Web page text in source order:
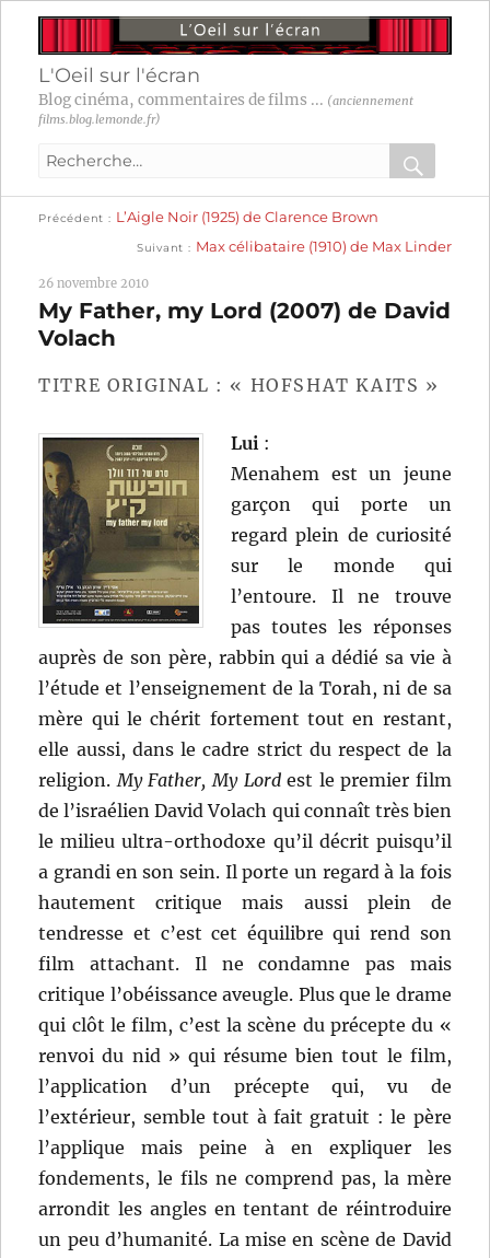
L'Oeil sur l'écran
Blog cinéma, commentaires de films ... (anciennement
films.blog.lemonde.fr)
Recherche
:
OK
Navigation
l’article
Précédent
précédente :
L’Aigle Noir (1925) de Clarence Brown
Suivant
suivante :
Max célibataire (1910) de Max Linder
26 novembre 2010
My Father, my Lord (2007) de David
Volach
TITRE ORIGINAL : « HOFSHAT KAITS »
Lui :
Menahem est un jeune
garçon qui porte un
regard plein de curiosité
sur le monde qui
l’entoure. Il ne trouve
pas toutes les réponses
auprès de son père, rabbin qui a dédié sa vie à
l’étude et l’enseignement de la Torah, ni de sa
mère qui le chérit fortement tout en restant,
elle aussi, dans le cadre strict du respect de la
religion.My Father, My Lordest le premier film
de l’israélien David Volach qui connaît très bien
le milieu ultra-orthodoxe qu’il décrit puisqu’il
a grandi en son sein. Il porte un regard à la fois
hautement critique mais aussi plein de
tendresse et c’est cet équilibre qui rend son
film attachant. Il ne condamne pas mais
critique l’obéissance aveugle. Plus que le drame
qui clôt le film, c’est la scène du précepte du «
renvoi du nid » qui résume bien tout le film,
l’application d’un précepte qui, vu de
l’extérieur, semble tout à fait gratuit : le père
l’applique mais peine à en expliquer les
fondements, le fils ne comprend pas, la mère
arrondit les angles en tentant de réintroduire
un peu d’humanité. La mise en scène de David